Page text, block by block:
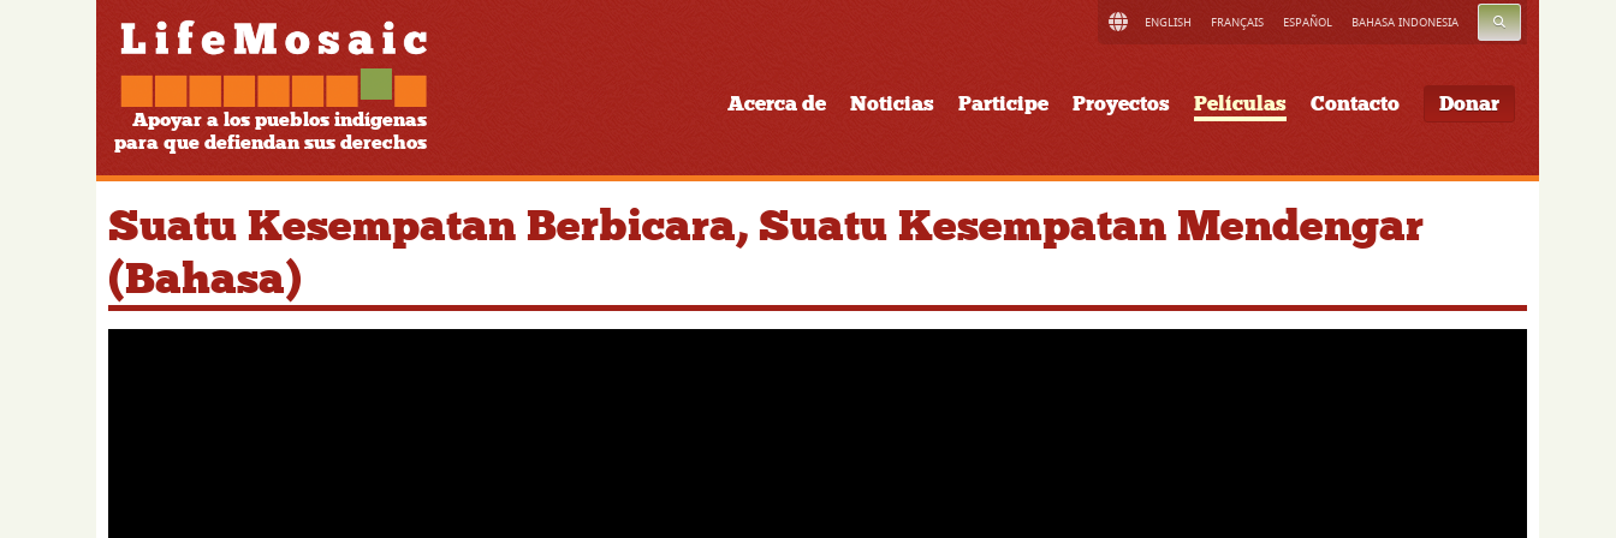
Apoyar a los pueblos indígenas
para que defiendan sus derechos
ENGLISH FRANÇAIS ESPAÑOL BAHASA INDONESIA BUSCAR
Acerca de Noticias Participe Proyectos Películas Contacto Donar
Suatu Kesempatan Berbicara, Suatu Kesempatan Mendengar
(Bahasa)